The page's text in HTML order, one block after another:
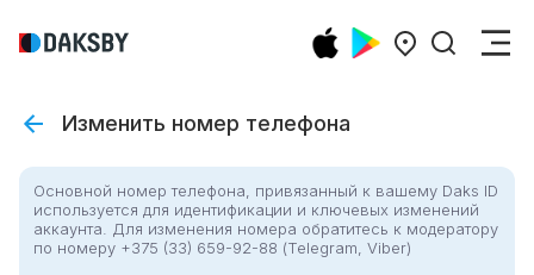
Изменить номер телефона
Основной номер телефона, привязанный к вашему Daks ID
используется для идентификации и ключевых изменений
аккаунта. Для изменения номера обратитесь к модератору
по номеру +375 (33) 659-92-88 (Telegram, Viber)